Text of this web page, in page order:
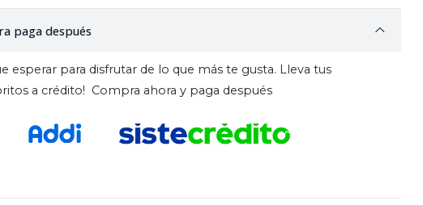
paga después
esperar para disfrutar de lo que más te gusta. Lleva tus
a crédito! Compra ahora y paga después